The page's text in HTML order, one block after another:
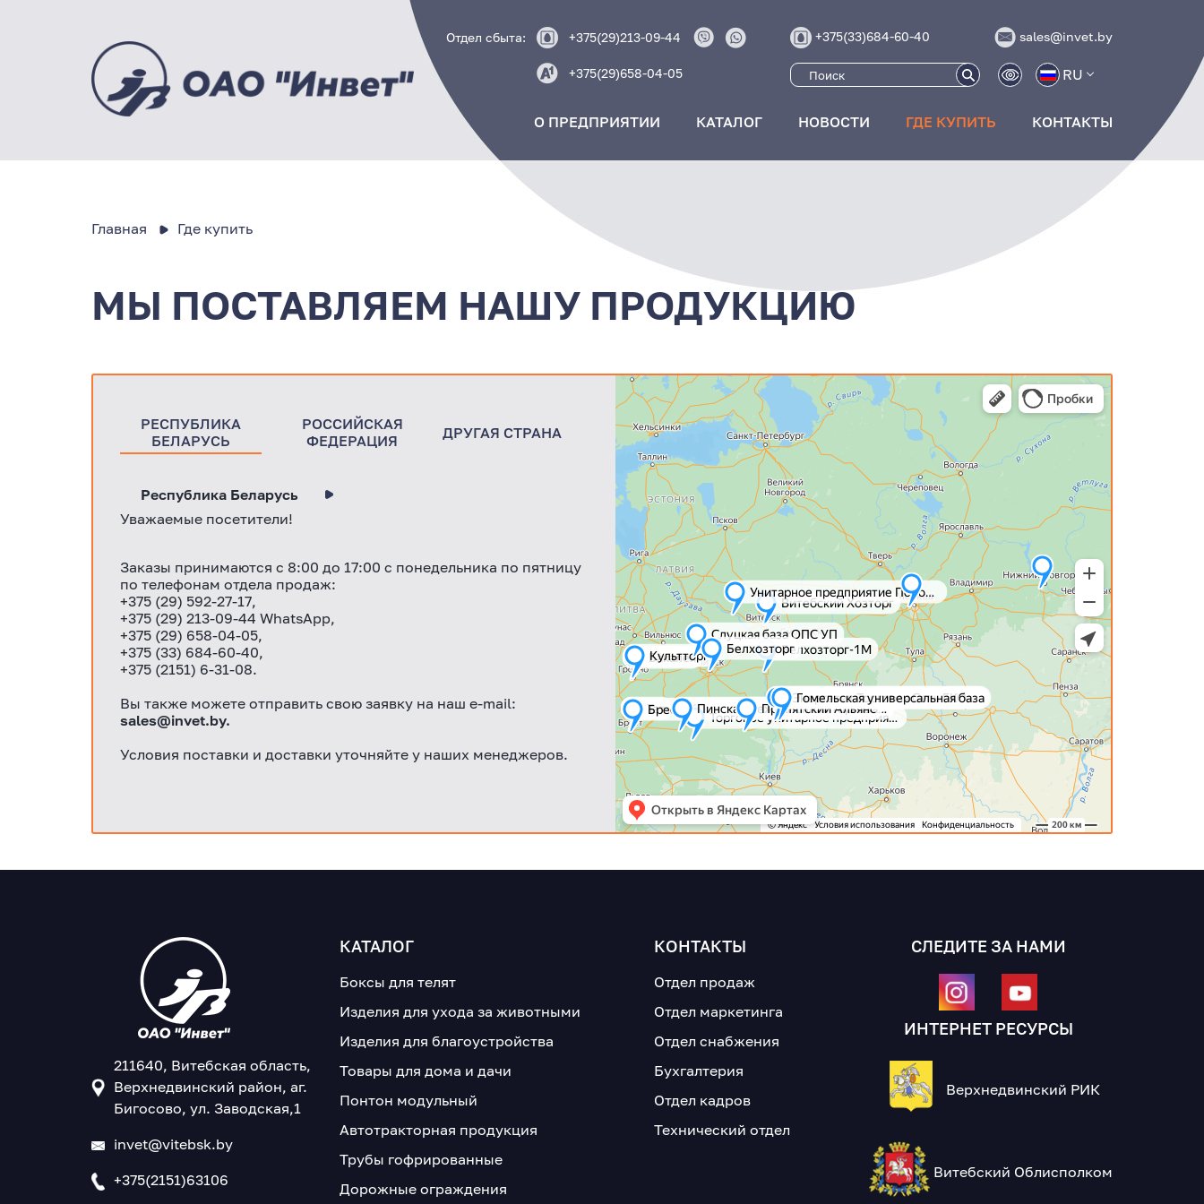
Отдел сбыта: +375(29)213-09-44
+375(29)658-04-05
+375(33)684-60-40 sales@invet.by
RU
О ПРЕДПРИЯТИИ КАТАЛОГ НОВОСТИ ГДЕ КУПИТЬ КОНТАКТЫ
Главная Где купить
МЫ ПОСТАВЛЯЕМ НАШУ ПРОДУКЦИЮ
РЕСПУБЛИКА
БЕЛАРУСЬ
РОССИЙСКАЯ
ФЕДЕРАЦИЯ
ДРУГАЯ СТРАНА
Республика Беларусь
Уважаемые посетители!
Заказы принимаются с 8:00 до 17:00 с понедельника по пятницу
по телефонам отдела продаж:
+375 (29) 592-27-17,
+375 (29) 213-09-44 WhatsApp,
+375 (29) 658-04-05,
+375 (33) 684-60-40,
+375 (2151) 6-31-08.
Вы также можете отправить свою заявку на наш e-mail:
sales@invet.by.
Условия поставки и доставки уточняйте у наших менеджеров.
ОАО "Витебский Хозторг" г. Витебск
+375(44)555-22-46
211640, Витебская область,
Верхнедвинский район, аг.
Бигосово, ул. Заводская,1
invet@vitebsk.by
+375(2151)63106
КАТАЛОГ
Боксы для телят
Изделия для ухода за животными
Изделия для благоустройства
Товары для дома и дачи
Понтон модульный
Автотракторная продукция
Трубы гофрированные
Дорожные ограждения
КОНТАКТЫ
Отдел продаж
Отдел маркетинга
Отдел снабжения
Бухгалтерия
Отдел кадров
Технический отдел
СЛЕДИТЕ ЗА НАМИ
ИНТЕРНЕТ РЕСУРСЫ
Верхнедвинский РИК
Витебский Облисполком